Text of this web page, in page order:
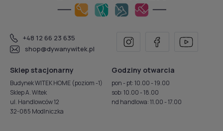
+48 12 66 23 635
shop@dywanywitek.pl
Sklep stacjonarny
Budynek WITEK HOME (poziom -1)
Sklep A. Witek
ul. Handlowców 12
32-085 Modlniczka
Godziny otwarcia
pon - pt: 10.00 - 19.00
sob: 10.00 - 18.00
nd handlowa: 11.00 - 17.00